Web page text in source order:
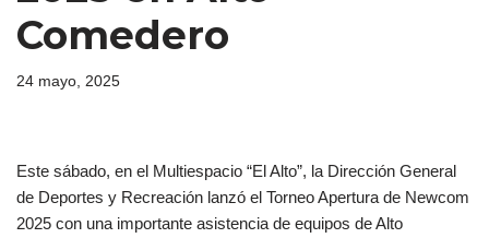
Comedero
24 mayo, 2025
Este sábado, en el Multiespacio “El Alto”, la Dirección General
de Deportes y Recreación lanzó el Torneo Apertura de Newcom
2025 con una importante asistencia de equipos de Alto